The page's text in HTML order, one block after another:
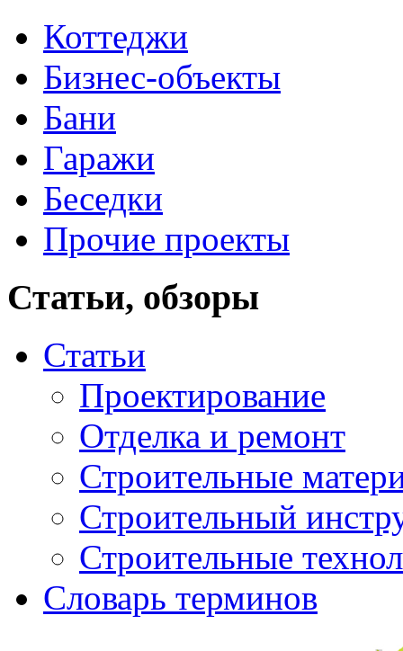
Коттеджи
Бизнес-объекты
Бани
Гаражи
Беседки
Прочие проекты
Статьи, обзоры
Статьи
Проектирование
Отделка и ремонт
Строительные
Строительный
Строительные
Словарь терминов